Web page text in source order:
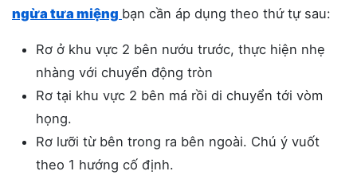
ngừa tưa miệng bạn cần áp dụng theo thứ tự sau:
Rơ ở khu vực 2 bên nướu trước, thực hiện nhẹ
nhàng với chuyển động tròn
Rơ tại khu vực 2 bên má rồi di chuyển tới vòm
họng.
Rơ lưỡi từ bên trong ra bên ngoài. Chú ý vuốt
theo 1 hướng cố định.